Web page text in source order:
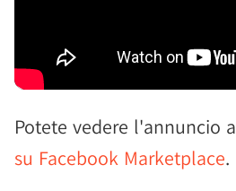
Potete vedere l'annuncio a
su Facebook Marketplace.